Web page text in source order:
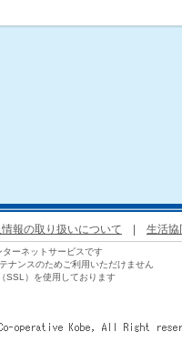
報の取り扱いについて | 生活協
ターネットサービスです
ナンスのためご利用いただけません
SSL）を使用しております